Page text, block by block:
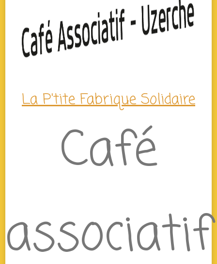
La P'tite Fabrique Solidaire
Café
associatif